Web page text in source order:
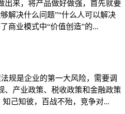
出来，将产品做好做强，首先就要
解决什么问题”“什么人可以解决
商业模式中“价值创造”的...
规是企业的第一大风险，需要调
、产业政策、税收政策和金融政策
己知彼，百战不殆，竞争对...